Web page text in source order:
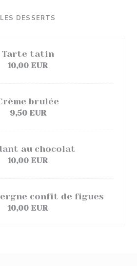
LES DESSERTS
Tarte tatin
10,00 EUR
brulée
9,50 EUR
au chocolat
10,00 EUR
confit de figues
10,00 EUR